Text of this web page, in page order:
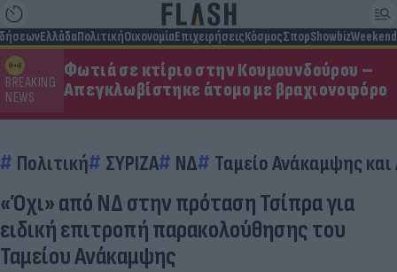
ΕλλάδαΠολιτικήΟικονομίαΕπιχειρήσειςΚόσμοςΣπορShowbizWeekend
BREAKING
NEWS
Φωτιά σε κτίριο στην Κουμουνδούρου –
Απεγκλωβίστηκε άτομο με βραχιονοφόρο
Πολιτική ΣΥΡΙΖΑ ΝΔ Ταμείο Ανάκαμψης
«Όχι» από ΝΔ στην πρόταση Τσίπρα για
ειδική επιτροπή παρακολούθησης του
Ταμείου Ανάκαμψης